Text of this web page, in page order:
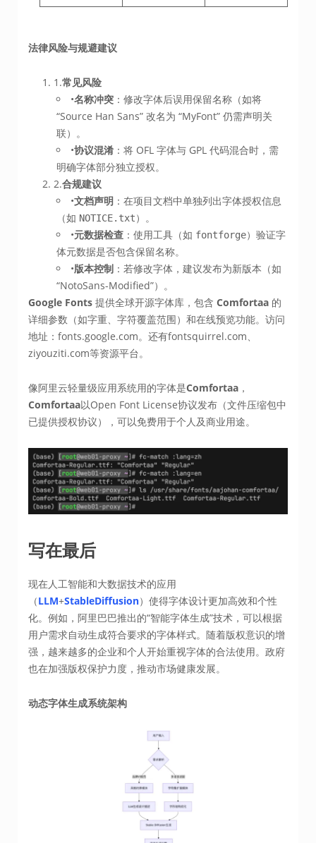
法律风险与规避建议
1.常见风险
•​名称冲突 ​：修改字体后误用保留名称（如将
“Source Han Sans” 改名为 “MyFont” 仍需声明关
联）。
•​协议混淆 ​：将 OFL 字体与 GPL 代码混合时，需
明确字体部分独立授权。
2.​合规建议
•​文档声明 ​：在项目文档中单独列出字体授权信息
（如 NOTICE.txt）。
•​元数据检查 ​：使用工具（如 fontforge）验证字
体元数据是否包含保留名称。
•​版本控制 ​：若修改字体，建议发布为新版本（如
“NotoSans-Modified”）。
Google Fonts ​ 提供全球开源字体库，包含 ​ Comfortaa ​ 的
详细参数（如字重、字符覆盖范围）和在线预览功能。访问
地址：fonts.google.com。还有fontsquirrel.com、
ziyouziti.com等资源平台。
像阿里云轻量级应用系统用的字体是Comfortaa ，
Comfortaa以Open Font License协议发布（文件压缩包中
已提供授权协议），可以免费用于个人及商业用途。
写在最后
现在人工智能和大数据技术的应用
（LLM+StableDiffusion）使得字体设计更加高效和个性
化。例如，阿里巴巴推出的“智能字体生成”技术，可以根据
用户需求自动生成符合要求的字体样式。随着版权意识的增
强，越来越多的企业和个人开始重视字体的合法使用。政府
也在加强版权保护力度，推动市场健康发展。
动态字体生成系统架构